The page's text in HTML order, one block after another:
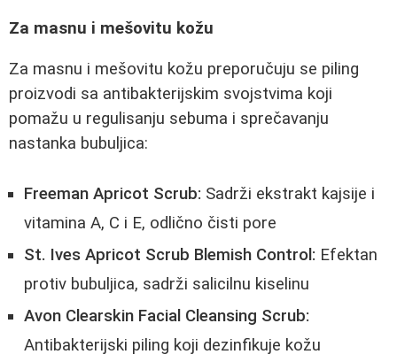
Za masnu i mešovitu kožu
Za masnu i mešovitu kožu preporučuju se piling
proizvodi sa antibakterijskim svojstvima koji
pomažu u regulisanju sebuma i sprečavanju
nastanka bubuljica:
Freeman Apricot Scrub: Sadrži ekstrakt kajsije i
vitamina A, C i E, odlično čisti pore
St. Ives Apricot Scrub Blemish Control: Efektan
protiv bubuljica, sadrži salicilnu kiselinu
Avon Clearskin Facial Cleansing Scrub:
Antibakterijski piling koji dezinfikuje kožu